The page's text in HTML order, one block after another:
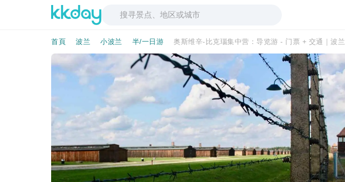
首頁 波兰 小波兰 半/一日游 奥斯维辛-比克瑙集中营：导览游 - 门票 + 交通｜波兰